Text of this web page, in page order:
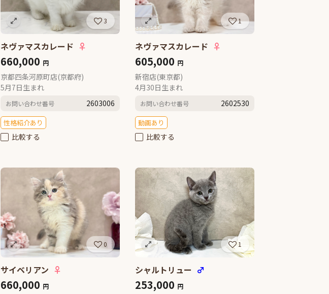
3
ネヴァマスカレード ♀
660,000 円
京都四条河原町店(京都府)
5月7日生まれ
お問い合わせ番号 2603006
性格紹介あり
比較する
1
ネヴァマスカレード ♀
605,000 円
新宿店(東京都)
4月30日生まれ
お問い合わせ番号 2602530
動画あり
比較する
0
サイベリアン ♀
660,000 円
1
シャルトリュー ♂
253,000 円